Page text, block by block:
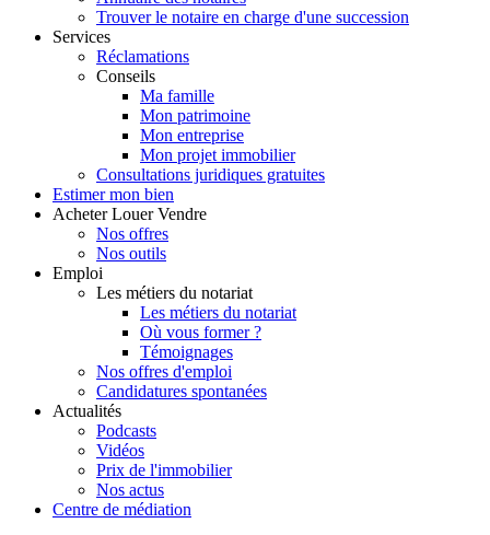
Trouver le notaire en charge d'une succession
Services
Réclamations
Conseils
Ma famille
Mon patrimoine
Mon entreprise
Mon projet immobilier
Consultations juridiques gratuites
Estimer mon bien
Acheter Louer Vendre
Nos offres
Nos outils
Emploi
Les métiers du notariat
Les métiers du notariat
Où vous former ?
Témoignages
Nos offres d'emploi
Candidatures spontanées
Actualités
Podcasts
Vidéos
Prix de l'immobilier
Nos actus
Centre de médiation